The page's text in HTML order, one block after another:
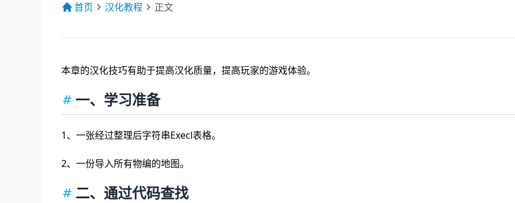
首页 汉化教程 正文
本章的汉化技巧有助于提高汉化质量，提高玩家的游戏体验。
一、学习准备
1、一张经过整理后字符串Execl表格。
2、一份导入所有物编的地图。
二、通过代码查找